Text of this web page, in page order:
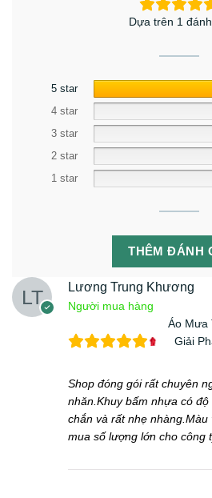
Dựa trên 1
5 star
4 star
3 star
2 star
1 star
THÊM ĐÁNH
Lương Trung Khương
Người mua hàng
Áo Mưa
Giải
Shop đóng gói rất chuyên
nhăn.Khuy bấm nhựa có
chắn và rất nhẹ nhàng.Màu
mua số lượng lớn cho công